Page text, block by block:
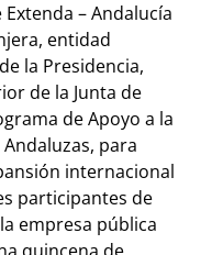
– Andalucía
entidad
la Presidencia,
de la Junta de
de Apoyo a la
para
internacional
participantes de
empresa pública